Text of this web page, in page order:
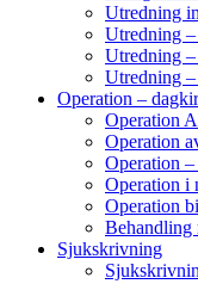
Utredning
Utredning
Utredning
Utredning
Operation –
Operation
Operation
Operation
Operation i
Operation
Behandling
Sjukskrivning